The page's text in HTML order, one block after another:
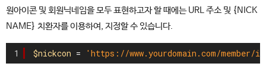
원아이콘 및 회원닉네임을 모두 표현하고자 할 때에는 URL 주소 및 {NICK
NAME} 치환자를 이용하여, 지정할 수 있습니다.
1 $nickcon = 'https://www.yourdomain.com/member/